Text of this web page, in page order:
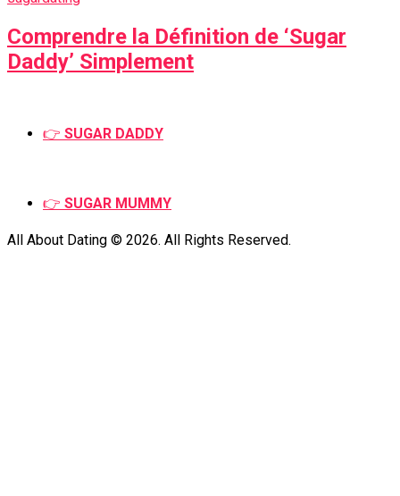
Comprendre la Définition de ‘Sugar
Daddy’ Simplement
👉 SUGAR DADDY
👉 SUGAR MUMMY
All About Dating © 2026. All Rights Reserved.